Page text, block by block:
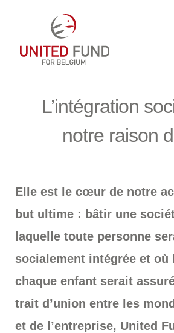
L’intégration
notre raison
Elle est le cœur de notre
but ultime : bâtir une
laquelle toute personne
socialement intégrée et où
chaque enfant serait
trait d’union entre les
et de l’entreprise, United